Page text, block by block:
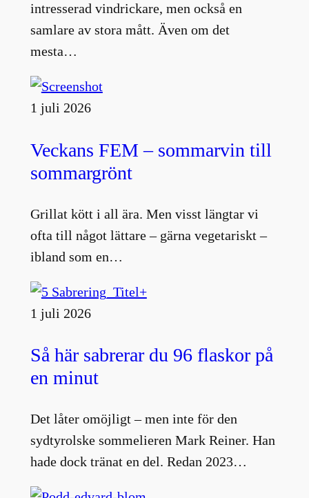
intresserad vindrickare, men också en
samlare av stora mått. Även om det
mesta…
1 juli 2026
Veckans FEM – sommarvin till
sommargrönt
Grillat kött i all ära. Men visst längtar vi
ofta till något lättare – gärna vegetariskt –
ibland som en…
1 juli 2026
Så här sabrerar du 96 flaskor på
en minut
Det låter omöjligt – men inte för den
sydtyrolske sommelieren Mark Reiner. Han
hade dock tränat en del. Redan 2023…